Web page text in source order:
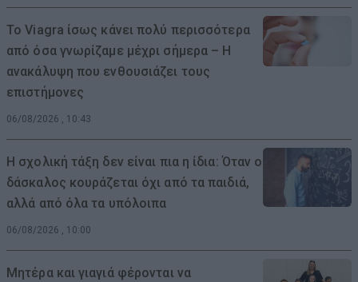
Το Viagra ίσως κάνει πολύ περισσότερα
από όσα γνωρίζαμε μέχρι σήμερα – Η
ανακάλυψη που ενθουσιάζει τους
επιστήμονες
06/08/2026 , 10:43
Η σχολική τάξη δεν είναι πια η ίδια: Όταν ο
δάσκαλος κουράζεται όχι από τα παιδιά,
αλλά από όλα τα υπόλοιπα
06/08/2026 , 10:00
Μητέρα και γιαγιά φέρονται να